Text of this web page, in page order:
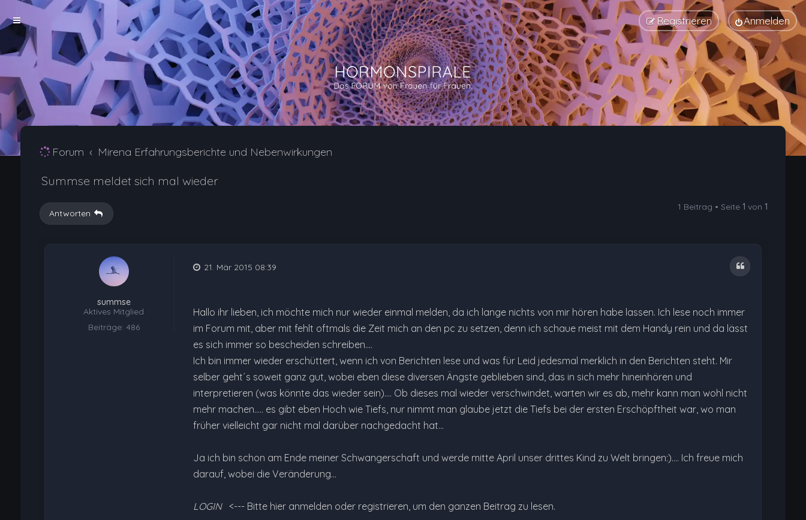
Anmelden
Registrieren
Forum Mirena Erfahrungsberichte und Nebenwirkungen
Summse meldet sich mal wieder
Antworten
1 Beitrag • Seite1 von1
summse
Aktives Mitglied
Beiträge: 486
Zitat
21. Mär 2015 08:39
Hallo ihr lieben, ich möchte mich nur wieder einmal melden, da ich lange nichts von mir hören habe lassen. Ich lese noch immer
im Forum mit, aber mit fehlt oftmals die Zeit mich an den pc zu setzen, denn ich schaue meist mit dem Handy rein und da lässt
es sich immer so bescheiden schreiben....
Ich bin immer wieder erschüttert, wenn ich von Berichten lese und was für Leid jedesmal merklich in den Berichten steht. Mir
selber geht´s soweit ganz gut, wobei eben diese diversen Ängste geblieben sind, das in sich mehr hineinhören und
interpretieren (was könnte das wieder sein).... Ob dieses mal wieder verschwindet, warten wir es ab, mehr kann man wohl nicht
mehr machen..... es gibt eben Hoch wie Tiefs, nur nimmt man glaube jetzt die Tiefs bei der ersten Erschöpftheit war, wo man
früher vielleicht gar nicht mal darüber nachgedacht hat...
Ja ich bin schon am Ende meiner Schwangerschaft und werde mitte April unser drittes Kind zu Welt bringen:).... Ich freue mich
darauf, wobei die Veränderung…
LOGIN <--- Bitte hier anmelden oder registrieren, um den ganzen Beitrag zu lesen.